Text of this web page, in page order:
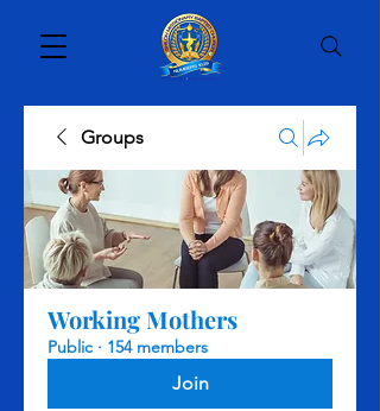
Groups
Working Mothers
Public · 154 members
Join